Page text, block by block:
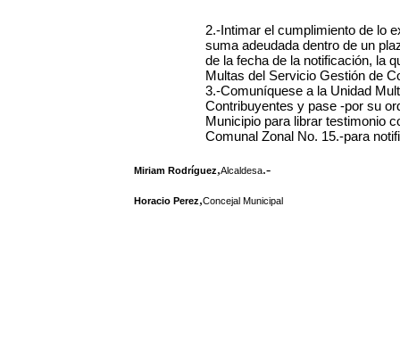
2.-Intimar el cumplimiento de lo
suma adeudada dentro de un
de la fecha de la notificación, la
Multas del Servicio Gestión de
3.-Comuníquese a la Unidad
Contribuyentes y pase -por su
Municipio para librar testimonio
Comunal Zonal No. 15.-para
Miriam Rodríguez,Alcaldesa.-
Horacio Perez,Concejal Municipal